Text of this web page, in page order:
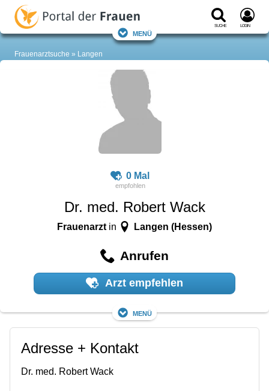
Suche Login
Menü
Frauenarztsuche Langen
0 Mal
Dr. med. Robert Wack
Frauenarztin Langen (Hessen)
Anrufen
Arzt empfehlen
Menü
Adresse + Kontakt
Dr. med. Robert Wack